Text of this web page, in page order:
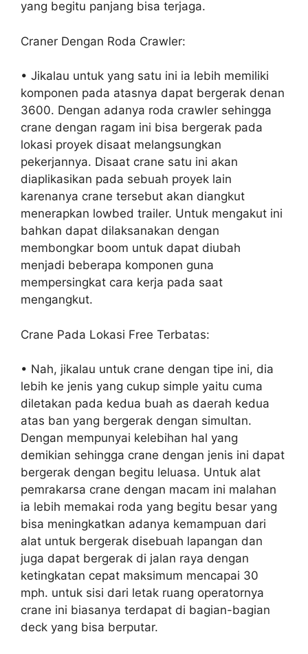
yang begitu panjang bisa terjaga.
Craner Dengan Roda Crawler:
• Jikalau untuk yang satu ini ia lebih memiliki
komponen pada atasnya dapat bergerak denan
3600. Dengan adanya roda crawler sehingga
crane dengan ragam ini bisa bergerak pada
lokasi proyek disaat melangsungkan
pekerjannya. Disaat crane satu ini akan
diaplikasikan pada sebuah proyek lain
karenanya crane tersebut akan diangkut
menerapkan lowbed trailer. Untuk mengakut ini
bahkan dapat dilaksanakan dengan
membongkar boom untuk dapat diubah
menjadi beberapa komponen guna
mempersingkat cara kerja pada saat
mengangkut.
Crane Pada Lokasi Free Terbatas:
• Nah, jikalau untuk crane dengan tipe ini, dia
lebih ke jenis yang cukup simple yaitu cuma
diletakan pada kedua buah as daerah kedua
atas ban yang bergerak dengan simultan.
Dengan mempunyai kelebihan hal yang
demikian sehingga crane dengan jenis ini dapat
bergerak dengan begitu leluasa. Untuk alat
pemrakarsa crane dengan macam ini malahan
ia lebih memakai roda yang begitu besar yang
bisa meningkatkan adanya kemampuan dari
alat untuk bergerak disebuah lapangan dan
juga dapat bergerak di jalan raya dengan
ketingkatan cepat maksimum mencapai 30
mph. untuk sisi dari letak ruang operatornya
crane ini biasanya terdapat di bagian-bagian
deck yang bisa berputar.